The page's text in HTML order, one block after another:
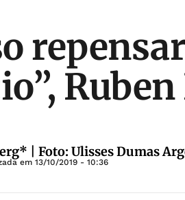
| Foto: Ulisses Dumas
em 13/10/2019 - 10:36